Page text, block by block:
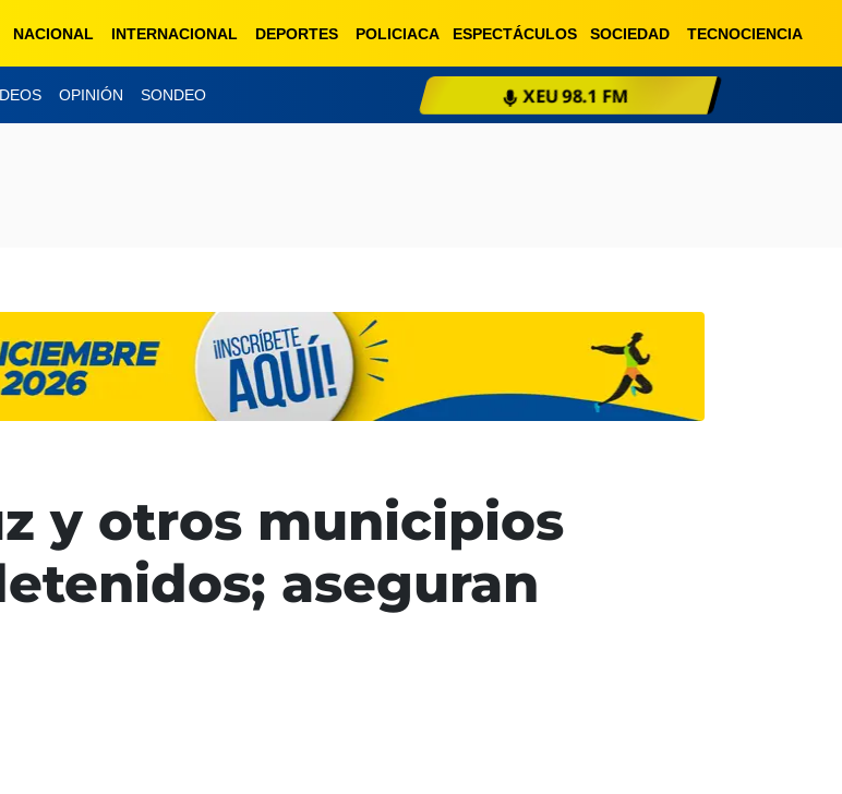
NACIONAL INTERNACIONAL DEPORTES POLICIACA ESPECTÁCULOS SOCIEDAD TECNOCIENCIA
OPINIÓN SONDEO ESCUCHA EN VIVO
y otros municipios
aseguran